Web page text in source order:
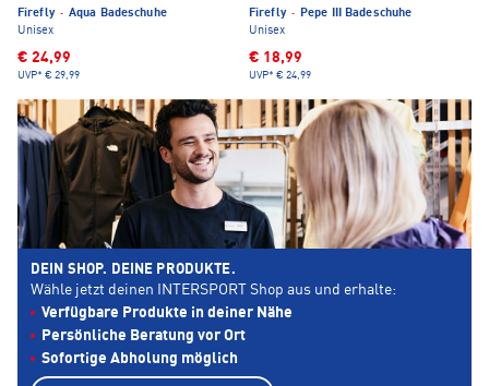
Firefly · Aqua Badeschuhe
Unisex
€ 24,99
UVP* € 29,99
Firefly ·
Pepe III Badeschuhe
Unisex
€ 18,99
UVP* € 24,99
DEIN SHOP. DEINE PRODUKTE.
Wähle jetzt deinen INTERSPORT Shop aus und erhalte:
Verfügbare Produkte in deiner Nähe
Persönliche Beratung vor Ort
Sofortige Abholung möglich